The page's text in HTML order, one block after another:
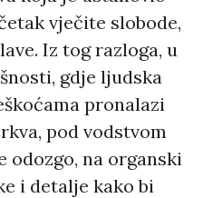
vječite slobode,
Iz tog razloga, u
gdje ljudska
pronalazi
pod vodstvom
odozgo, na organski
i detalje kako bi